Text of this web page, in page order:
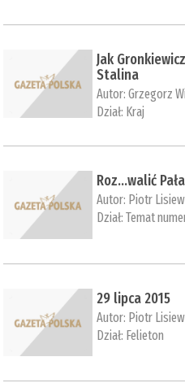
Jak
Stalina
Autor:Grzegorz
Dział: Kraj
Roz...walić
Autor: Piotr
Dział:Temat
29 lipca 2015
Autor: Piotr
Dział: Felieton